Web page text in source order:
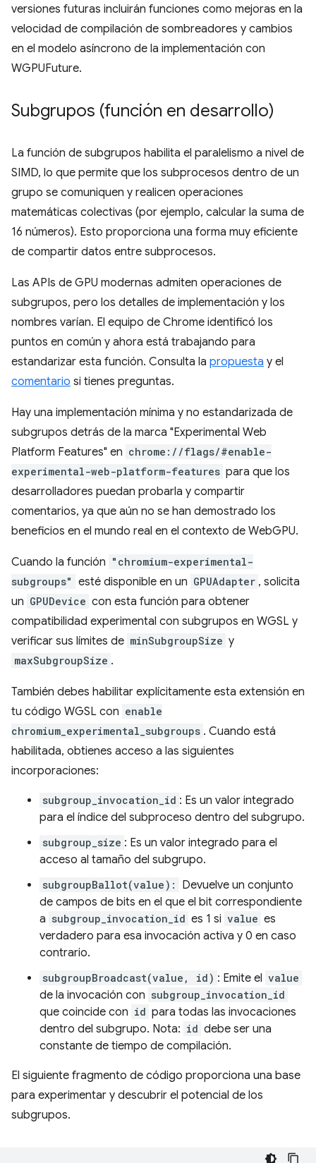
versiones futuras incluirán funciones como mejoras en la
velocidad de compilación de sombreadores y cambios
en el modelo asíncrono de la implementación con
WGPUFuture.
Subgrupos (función en desarrollo)
La función de subgrupos habilita el paralelismo a nivel de
SIMD, lo que permite que los subprocesos dentro de un
grupo se comuniquen y realicen operaciones
matemáticas colectivas (por ejemplo, calcular la suma de
16 números). Esto proporciona una forma muy eficiente
de compartir datos entre subprocesos.
Las APIs de GPU modernas admiten operaciones de
subgrupos, pero los detalles de implementación y los
nombres varían. El equipo de Chrome identificó los
puntos en común y ahora está trabajando para
estandarizar esta función. Consulta la propuesta y el
comentario si tienes preguntas.
Hay una implementación mínima y no estandarizada de
subgrupos detrás de la marca "Experimental Web
Platform Features" en chrome://flags/#enable-
experimental-web-platform-features para que los
desarrolladores puedan probarla y compartir
comentarios, ya que aún no se han demostrado los
beneficios en el mundo real en el contexto de WebGPU.
Cuando la función "chromium-experimental-
subgroups" esté disponible en un GPUAdapter , solicita
un GPUDevice con esta función para obtener
compatibilidad experimental con subgrupos en WGSL y
verificar sus límites de minSubgroupSize y
maxSubgroupSize .
También debes habilitar explícitamente esta extensión en
tu código WGSL con enable
chromium_experimental_subgroups . Cuando está
habilitada, obtienes acceso a las siguientes
incorporaciones:
subgroup_invocation_id : Es un valor integrado
para el índice del subproceso dentro del subgrupo.
subgroup_size : Es un valor integrado para el
acceso al tamaño del subgrupo.
subgroupBallot(value):
Devuelve un conjunto
de campos de bits en el que el bit correspondiente
a subgroup_invocation_id es 1 si value es
verdadero para esa invocación activa y 0 en caso
contrario.
subgroupBroadcast(value, id) : Emite el value
de la invocación con subgroup_invocation_id
que coincide con id para todas las invocaciones
dentro del subgrupo. Nota: id debe ser una
constante de tiempo de compilación.
El siguiente fragmento de código proporciona una base
para experimentar y descubrir el potencial de los
subgrupos.